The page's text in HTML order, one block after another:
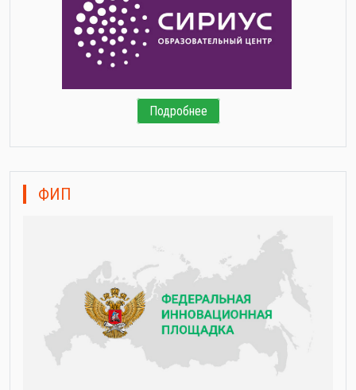
Подробнее
ФИП